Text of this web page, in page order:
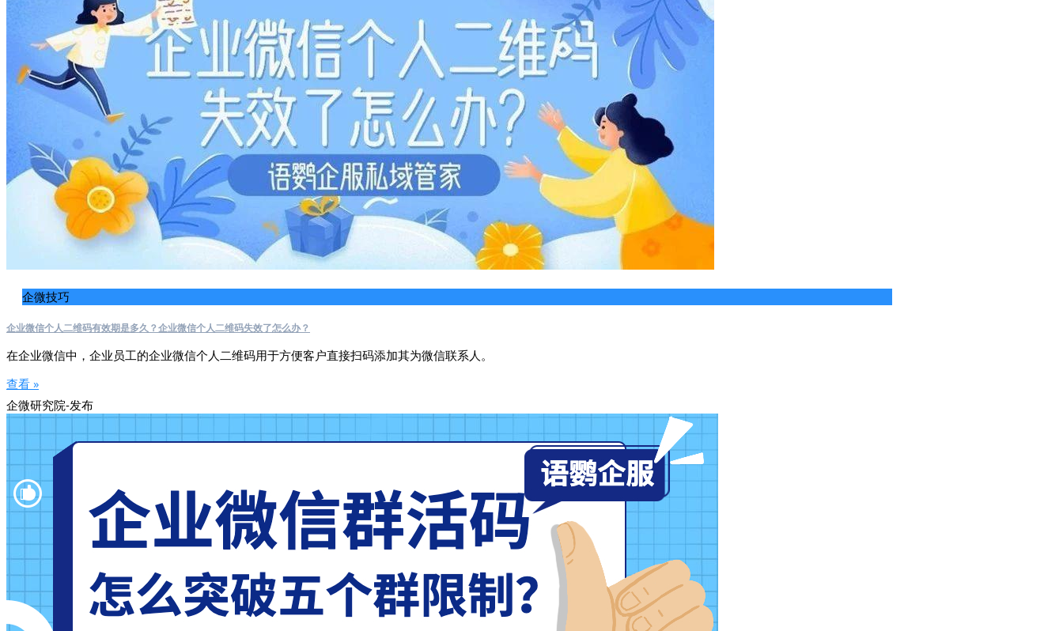
企微技巧
企业微信个人二维码有效期是多久？企业微信个人二维码失效了怎么办？
在企业微信中，企业员工的企业微信个人二维码用于方便客户直接扫码添加其为微信联系人。
查看 »
企微研究院-发布